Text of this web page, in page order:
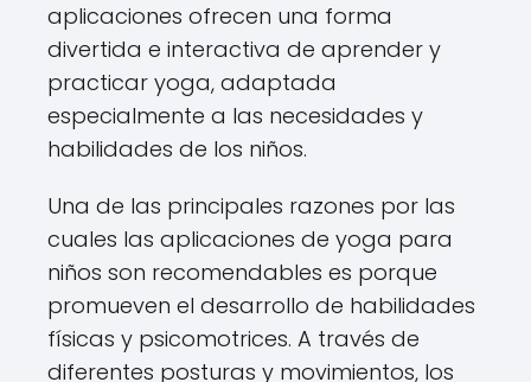
aplicaciones ofrecen una forma
divertida e interactiva de aprender y
practicar yoga, adaptada
especialmente a las necesidades y
habilidades de los niños.
Una de las principales razones por las
cuales las aplicaciones de yoga para
niños son recomendables es porque
promueven el desarrollo de habilidades
físicas y psicomotrices. A través de
diferentes posturas y movimientos, los